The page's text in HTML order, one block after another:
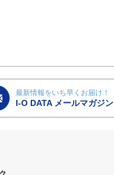
最新情報をいち早くお届け！
I-O DATA メールマガジン